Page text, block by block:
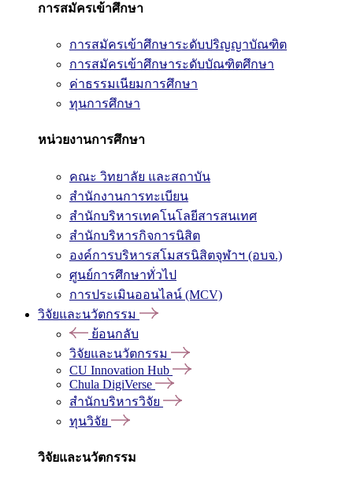
การสมัครเข้าศึกษา
การสมัครเข้าศึกษาระดับปริญญาบัณฑิต
การสมัครเข้าศึกษาระดับบัณฑิตศึกษา
ค่าธรรมเนียมการศึกษา
ทุนการศึกษา
หน่วยงานการศึกษา
คณะ วิทยาลัย และสถาบัน
สำนักงานการทะเบียน
สำนักบริหารเทคโนโลยีสารสนเทศ
สำนักบริหารกิจการนิสิต
องค์การบริหารสโมสรนิสิตจุฬาฯ (อบจ.)
ศูนย์การศึกษาทั่วไป
การประเมินออนไลน์ (MCV)
วิจัยและนวัตกรรม
ย้อนกลับ
วิจัยและนวัตกรรม
CU Innovation Hub
Chula DigiVerse
สำนักบริหารวิจัย
ทุนวิจัย
วิจัยและนวัตกรรม